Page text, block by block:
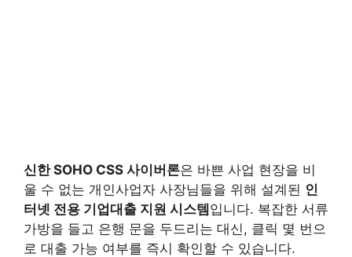
신한 SOHO CSS 사이버론은 바쁜 사업 현장을 비
울 수 없는 개인사업자 사장님들을 위해 설계된 인
터넷 전용 기업대출 지원 시스템입니다. 복잡한 서류
가방을 들고 은행 문을 두드리는 대신, 클릭 몇 번으
로 대출 가능 여부를 즉시 확인할 수 있습니다.